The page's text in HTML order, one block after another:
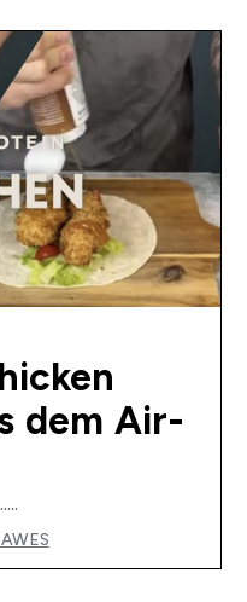
dem Air-